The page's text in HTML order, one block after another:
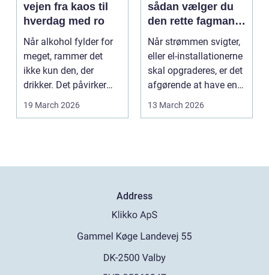
vejen fra kaos til
hverdag med ro
Når alkohol fylder for
meget, rammer det
ikke kun den, der
drikker. Det påvirker
også familie, arbej...
19 March 2026
sådan vælger du
den rette fagmand
til dine el-opgaver
Når strømmen svigter,
eller el-installationerne
skal opgraderes, er det
afgørende at have en
pålidel...
13 March 2026
Address